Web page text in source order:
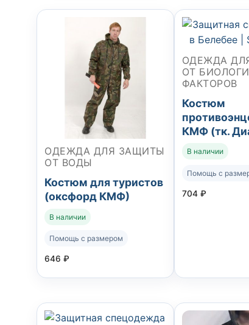
ОДЕЖДА ДЛЯ ЗАЩИТЫ
ОТ ВОДЫ
Костюм для туристов
(оксфорд КМФ)
В наличии
Помощь с размером
646 ₽
ОДЕЖДА
ОТ
ФАКТОРОВ
Костюм
КМФ (тк.
В наличии
Помощь с
704 ₽